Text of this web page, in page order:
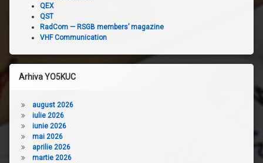
QEX
QST
RadCom — RSGB members’ magazine
VHF Communication
Arhiva YO5KUC
august 2026
iulie 2026
iunie 2026
mai 2026
aprilie 2026
martie 2026